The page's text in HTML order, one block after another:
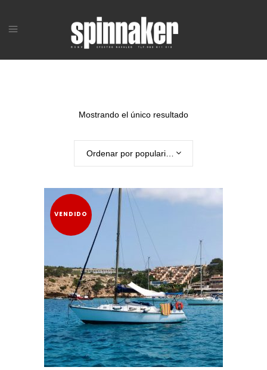
Mostrando el único resultado
VENDIDO